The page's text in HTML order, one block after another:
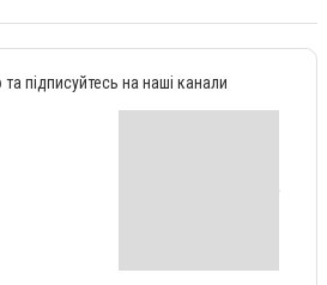
підписуйтесь на наші канали